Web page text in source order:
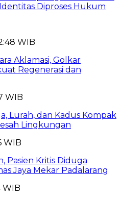
Diproses Hukum
WIB
Aklamasi, Golkar
Regenerasi dan
WIB
Lurah, dan Kadus Kompak
Lingkungan
WIB
Pasien Kritis Diduga
Jaya Mekar Padalarang
WIB